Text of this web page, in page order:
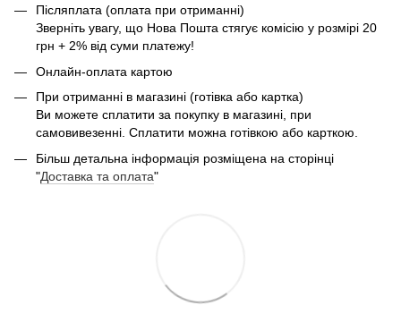
Післяплата (оплата при отриманні)
Зверніть увагу, що Нова Пошта стягує комісію у розмірі 20
грн + 2% від суми платежу!
Онлайн-оплата картою
При отриманні в магазині (готівка або картка)
Ви можете сплатити за покупку в магазині, при
самовивезенні. Сплатити можна готівкою або карткою.
Більш детальна інформація розміщена на сторінці
"Доставка та оплата"